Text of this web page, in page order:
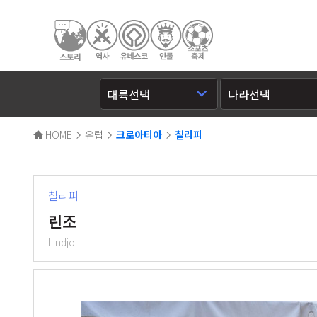
HOME 유럽 크로아티아 칠리피
칠리피
린조
Lindjo